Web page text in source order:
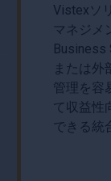
Vistexソ
マネジメ
Business
または外
管理を容
て収益性
できる統